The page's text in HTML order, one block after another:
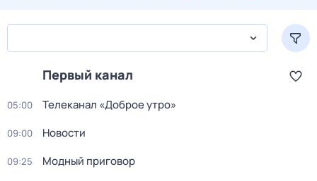
Первый канал
05:00 Телеканал «Доброе утро»
09:00 Новости
09:25 Модный приговор